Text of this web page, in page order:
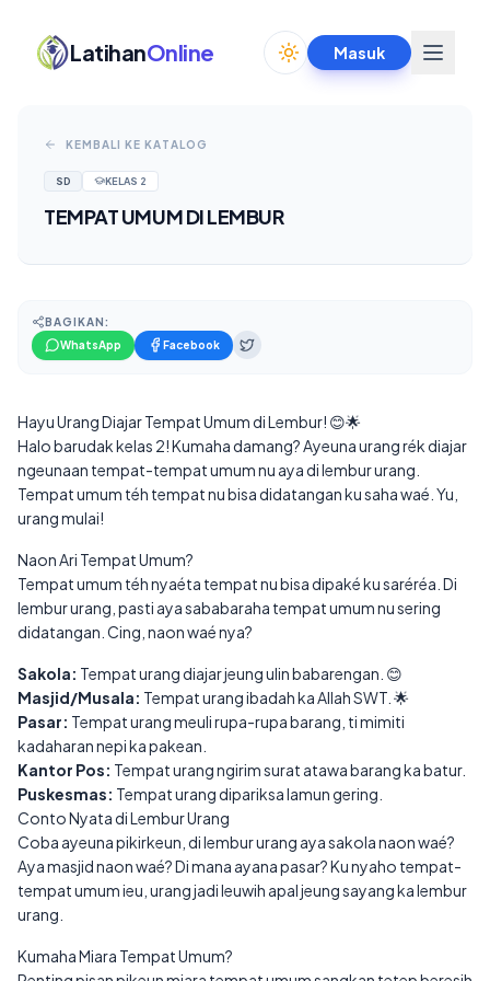
LatihanOnline Toggle theme
Masuk
KEMBALI KE KATALOG
SD KELAS 2
TEMPAT UMUM DI LEMBUR
BAGIKAN:
WhatsApp
Facebook
Hayu Urang Diajar Tempat Umum di Lembur! 😊🌟
Halo barudak kelas 2! Kumaha damang? Ayeuna urang rék diajar
ngeunaan tempat-tempat umum nu aya di lembur urang.
Tempat umum téh tempat nu bisa didatangan ku saha waé. Yu,
urang mulai!
Naon Ari Tempat Umum?
Tempat umum téh nyaéta tempat nu bisa dipaké ku saréréa. Di
lembur urang, pasti aya sababaraha tempat umum nu sering
didatangan. Cing, naon waé nya?
Sakola: Tempat urang diajar jeung ulin babarengan. 😊
Masjid/Musala: Tempat urang ibadah ka Allah SWT. 🌟
Pasar: Tempat urang meuli rupa-rupa barang, ti mimiti
kadaharan nepi ka pakean.
Kantor Pos: Tempat urang ngirim surat atawa barang ka batur.
Puskesmas: Tempat urang dipariksa lamun gering.
Conto Nyata di Lembur Urang
Coba ayeuna pikirkeun, di lembur urang aya sakola naon waé?
Aya masjid naon waé? Di mana ayana pasar? Ku nyaho tempat-
tempat umum ieu, urang jadi leuwih apal jeung sayang ka lembur
urang.
Kumaha Miara Tempat Umum?